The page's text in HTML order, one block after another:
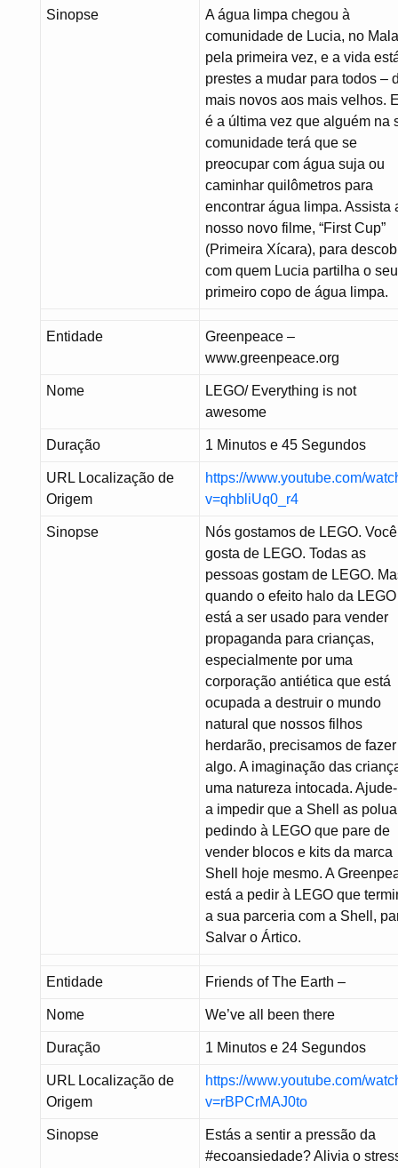
Sinopse
A água limpa chegou à
comunidade de Lucia, no
pela primeira vez, e a vida
prestes a mudar para todos –
mais novos aos mais velhos.
é a última vez que alguém na
comunidade terá que se
preocupar com água suja ou
caminhar quilômetros para
encontrar água limpa. Assista
nosso novo filme, “First Cup”
(Primeira Xícara), para
com quem Lucia partilha o seu
primeiro copo de água limpa.
Entidade
Greenpeace –
www.greenpeace.org
Nome
LEGO/ Everything is not
awesome
Duração 1 Minutos e 45 Segundos
URL Localização de
Origem
https://www.youtube.com/
v=qhbliUq0_r4
Sinopse
Nós gostamos de LEGO. Você
gosta de LEGO. Todas as
pessoas gostam de LEGO.
quando o efeito halo da LEGO
está a ser usado para vender
propaganda para crianças,
especialmente por uma
corporação antiética que está
ocupada a destruir o mundo
natural que nossos filhos
herdarão, precisamos de fazer
algo. A imaginação das
uma natureza intocada.
a impedir que a Shell as
pedindo à LEGO que pare de
vender blocos e kits da marca
Shell hoje mesmo. A
está a pedir à LEGO que
a sua parceria com a Shell,
Salvar o Ártico.
Entidade Friends of The Earth –
Nome We’ve all been there
Duração 1 Minutos e 24 Segundos
URL Localização de
Origem
https://www.youtube.com/
v=rBPCrMAJ0to
Sinopse
Estás a sentir a pressão da
#ecoansiedade? Alivia o